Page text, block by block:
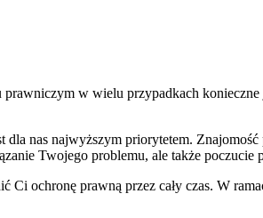
w wielu przypadkach
nas najwyższym priorytetem.
Twojego problemu, ale także poczucie
ochronę prawną przez cały czas. W